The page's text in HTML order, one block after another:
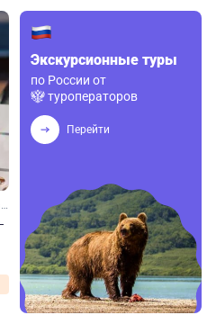
Кострома, Нижний Новгород, Чкаловский, Ярославль, Углич, Плес
Экскурсионные туры
по России от
туроператоров
Перейти